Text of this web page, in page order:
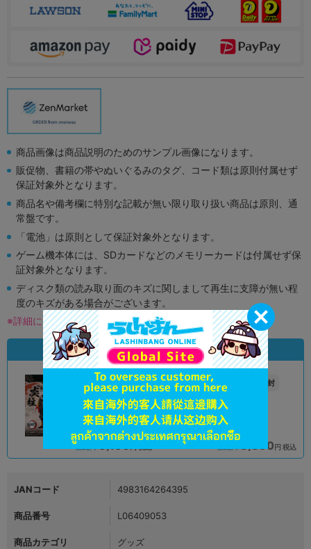
商品画像は商品説明のためのサンプル画像になります。
販促物、書籍の帯やぬいぐるみのタグ、コード類は原則付属せず
保証対象外となります。
商品名や備考欄に特別な記載が無い限り取り扱い商品は原則、通
常盤です。
「電池」は原則として保証対象外となります。
ゲーム機本体には、SDカードなどのメモリーカードは付属せず保
証対象外となります。
ディスク類の読み取り面のキズに関しまして再生に支障が無い程
度のキズがある場合がございます。
※詳細につきましてはコチラ
状態違いの同一商品
状態 : A
オンライン
在庫あり 3,180
未開封
在庫あり 3,390 円 税込
JANコード 4983164264395
商品番号 L06409053
商品カテゴリ グッズ